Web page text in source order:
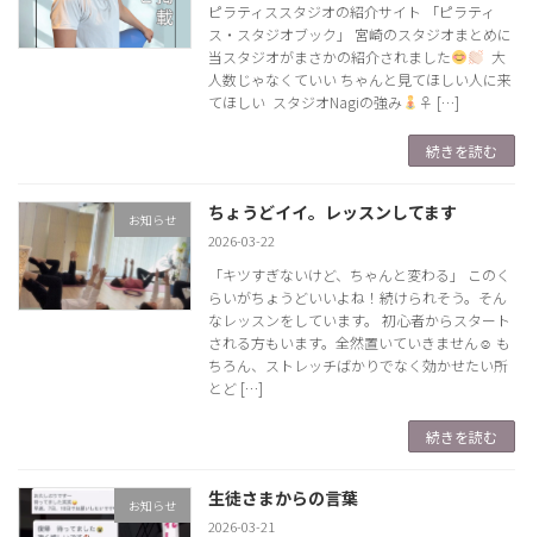
ピラティススタジオの紹介サイト 「ピラティ
ス・スタジオブック」 宮崎のスタジオまとめに
当スタジオがまさかの紹介されました
⁡ 大
人数じゃなくていい ちゃんと見てほしい人に来
てほしい ⁡ スタジオNagiの強み
‍♀ […]
続きを読む
お知らせ ちょうどイイ。レッスンしてます
2026-03-22
「キツすぎないけど、ちゃんと変わる」 このく
らいがちょうどいいよね！続けられそう。そん
なレッスンをしています。 初心者からスタート
される方もいます。全然置いていきません☺ も
ちろん、ストレッチばかりでなく効かせたい所
とど […]
続きを読む
お知らせ 生徒さまからの言葉
2026-03-21